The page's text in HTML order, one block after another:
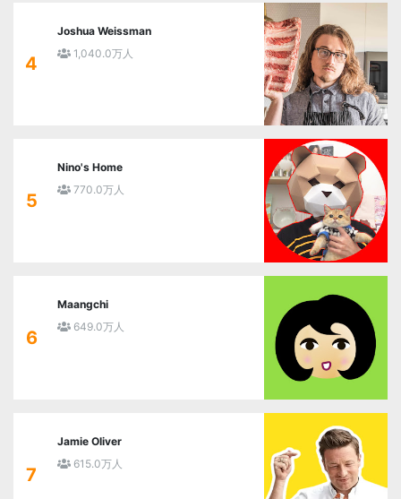
4
Joshua Weissman
1,040.0万人
5
Nino's Home
770.0万人
6
Maangchi
649.0万人
7
Jamie Oliver
615.0万人